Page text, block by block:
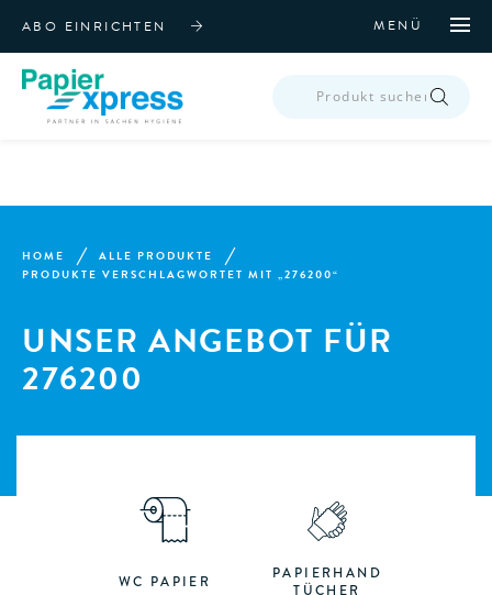
ABO EINRICHTEN MENÜ
SEARCH
HOME
ALLE PRODUKTE
PRODUKTE VERSCHLAGWORTET MIT „276200“
UNSER ANGEBOT FÜR
276200
WC PAPIER
PAPIERHAND
TÜCHER